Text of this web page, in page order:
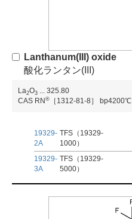
Lanthanum(III) oxide
酸化ランタン(III)
La2O3 ... 325.80
CAS RN ® ［1312-81-8］ bp4200℃
19329-
2A
TFS（19329-
1000）
19329-
3A
TFS（19329-
5000）